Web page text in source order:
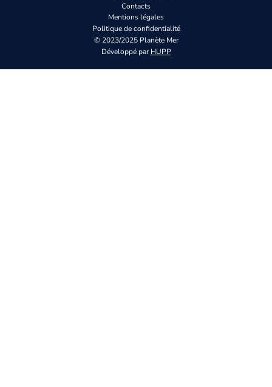
Contacts
Mentions légales
Politique de confidentialité
© 2023/2025 Planète Mer
Développé parHUPP